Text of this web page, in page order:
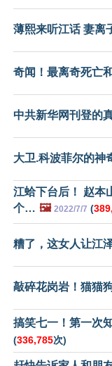
薄熙来听江话 妻离
奇闻！最离奇死亡
中共新华网刊登的
大卫.科波菲尔的神
江蛤下台后！ 赵本
个… 🖼️ 2022/7/7 (
糟了，这女人让江
敲碎花岗岩！猫猫
搞笑七一！第一次
(336,785次)